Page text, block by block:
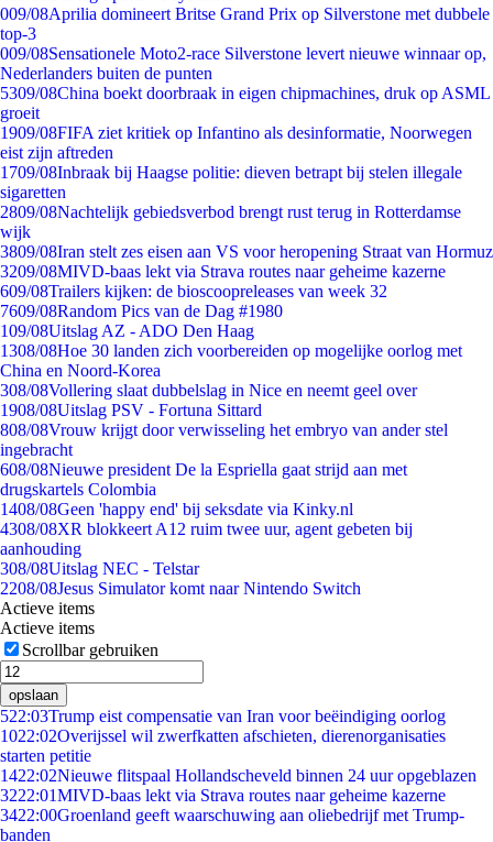
009/08Aprilia domineert Britse Grand Prix op Silverstone met dubbele
top-3
009/08Sensationele Moto2-race Silverstone levert nieuwe winnaar op,
Nederlanders buiten de punten
5309/08China boekt doorbraak in eigen chipmachines, druk op ASML
groeit
1909/08FIFA ziet kritiek op Infantino als desinformatie, Noorwegen
eist zijn aftreden
1709/08Inbraak bij Haagse politie: dieven betrapt bij stelen illegale
sigaretten
2809/08Nachtelijk gebiedsverbod brengt rust terug in Rotterdamse
wijk
3809/08Iran stelt zes eisen aan VS voor heropening Straat van Hormuz
3209/08MIVD-baas lekt via Strava routes naar geheime kazerne
609/08Trailers kijken: de bioscoopreleases van week 32
7609/08Random Pics van de Dag #1980
109/08Uitslag AZ - ADO Den Haag
1308/08Hoe 30 landen zich voorbereiden op mogelijke oorlog met
China en Noord-Korea
308/08Vollering slaat dubbelslag in Nice en neemt geel over
1908/08Uitslag PSV - Fortuna Sittard
808/08Vrouw krijgt door verwisseling het embryo van ander stel
ingebracht
608/08Nieuwe president De la Espriella gaat strijd aan met
drugskartels Colombia
1408/08Geen 'happy end' bij seksdate via Kinky.nl
4308/08XR blokkeert A12 ruim twee uur, agent gebeten bij
aanhouding
308/08Uitslag NEC - Telstar
2208/08Jesus Simulator komt naar Nintendo Switch
Actieve items
Actieve items
Scrollbar gebruiken
opslaan
522:03Trump eist compensatie van Iran voor beëindiging oorlog
1022:02Overijssel wil zwerfkatten afschieten, dierenorganisaties
starten petitie
1422:02Nieuwe flitspaal Hollandscheveld binnen 24 uur opgeblazen
3222:01MIVD-baas lekt via Strava routes naar geheime kazerne
3422:00Groenland geeft waarschuwing aan oliebedrijf met Trump-
banden